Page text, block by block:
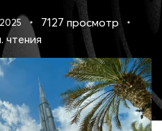
7127 просмотр
чтения